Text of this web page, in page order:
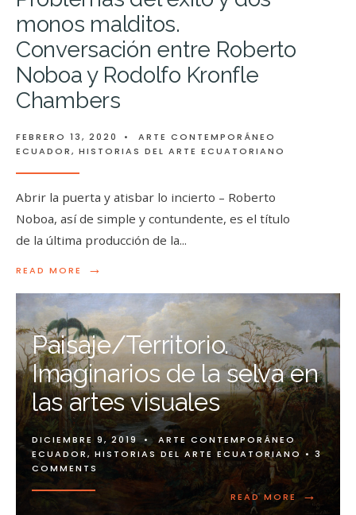
monos malditos.
Conversación entre Roberto
Noboa y Rodolfo Kronfle
Chambers
FEBRERO 13, 2020 •
ARTE CONTEMPORÁNEO
ECUADOR, HISTORIAS DEL ARTE ECUATORIANO
Abrir la puerta y atisbar lo incierto – Roberto
Noboa, así de simple y contundente, es el título
de la última producción de la...
READ MORE →
Paisaje/Territorio.
Imaginarios de la selva en
las artes visuales
DICIEMBRE 9, 2019 •
ARTE CONTEMPORÁNEO
ECUADOR, HISTORIAS DEL ARTE ECUATORIANO • 3
COMMENTS
READ MORE →